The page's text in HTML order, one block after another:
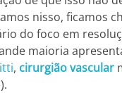
nisso, ficamos
do foco em
maioria
, cirurgião vascular